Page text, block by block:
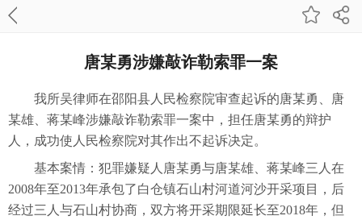
唐某勇涉嫌敲诈勒索罪一案
我所吴律师在邵阳县人民检察院审查起诉的唐某勇、唐
某雄、蒋某峰涉嫌敲诈勒索罪一案中，担任唐某勇的辩护
人，成功使人民检察院对其作出不起诉决定。
基本案情：犯罪嫌疑人唐某勇与唐某雄、蒋某峰三人在
2008年至2013年承包了白仓镇石山村河道河沙开采项目，后
经过三人与石山村协商，双方将开采期限延长至2018年，但